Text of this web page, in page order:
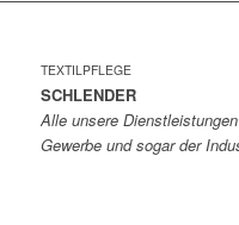
TEXTILPFLEGE
SCHLENDER
Alle unsere
Gewerbe und sogar der